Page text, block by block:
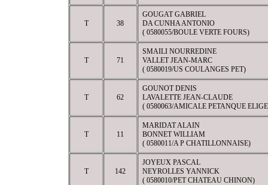
T 38
GOUGAT GABRIEL
DA CUNHA ANTONIO
( 0580055/BOULE VERTE FOURS)
T 71
SMAILI NOURREDINE
VALLET JEAN-MARC
( 0580019/US COULANGES PET)
T 62
GOUNOT DENIS
LAVALETTE JEAN-CLAUDE
( 0580063/AMICALE PETANQUE
T 11
MARIDAT ALAIN
BONNET WILLIAM
( 0580011/A P CHATILLONNAISE)
T 142
JOYEUX PASCAL
NEYROLLES YANNICK
( 0580010/PET CHATEAU CHINON)